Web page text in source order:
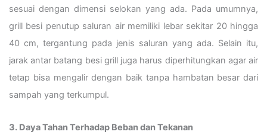
sesuai dengan dimensi selokan yang ada. Pada umumnya,
grill besi penutup saluran air memiliki lebar sekitar 20 hingga
40 cm, tergantung pada jenis saluran yang ada. Selain itu,
jarak antar batang besi grill juga harus diperhitungkan agar air
tetap bisa mengalir dengan baik tanpa hambatan besar dari
sampah yang terkumpul.
3. Daya Tahan Terhadap Beban dan Tekanan